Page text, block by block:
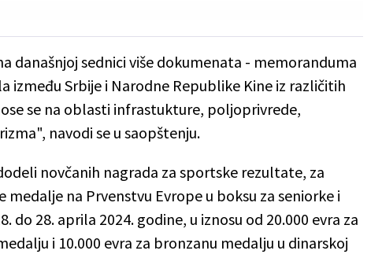
današnjoj sednici više dokumenata - memoranduma
između Srbije i Narodne Republike Kine iz različitih
se na oblasti infrastukture, poljoprivrede,
navodi se u saopštenju.
novčanih nagrada za sportske rezultate, za
na Prvenstvu Evrope u boksu za seniorke i
do 28. aprila 2024. godine, u iznosu od 20.000 evra za
i 10.000 evra za bronzanu medalju u dinarskoj